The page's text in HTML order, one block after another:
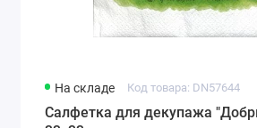
На складе Код товара: DN57644
Салфетка для декупажа